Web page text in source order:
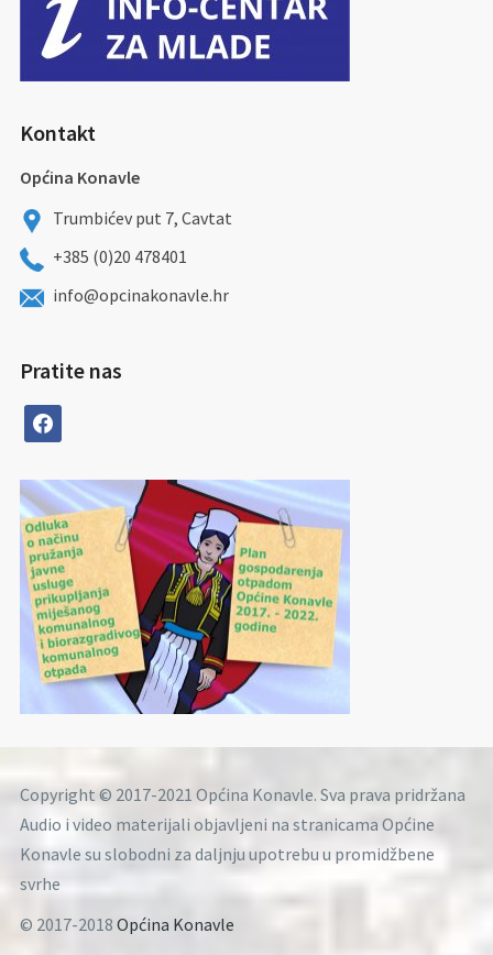
Kontakt
Općina Konavle
Trumbićev put 7, Cavtat
+385 (0)20 478401
info@opcinakonavle.hr
Pratite nas
facebook
Copyright © 2017-2021 Općina Konavle. Sva prava pridržana
Audio i video materijali objavljeni na stranicama Općine
Konavle su slobodni za daljnju upotrebu u promidžbene
svrhe
© 2017-2018 Općina Konavle